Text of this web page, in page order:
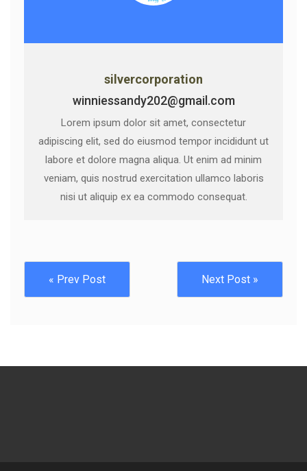
silvercorporation
winniessandy202@gmail.com
Lorem ipsum dolor sit amet, consectetur
adipiscing elit, sed do eiusmod tempor incididunt ut
labore et dolore magna aliqua. Ut enim ad minim
veniam, quis nostrud exercitation ullamco laboris
nisi ut aliquip ex ea commodo consequat.
« Prev Post Next Post »